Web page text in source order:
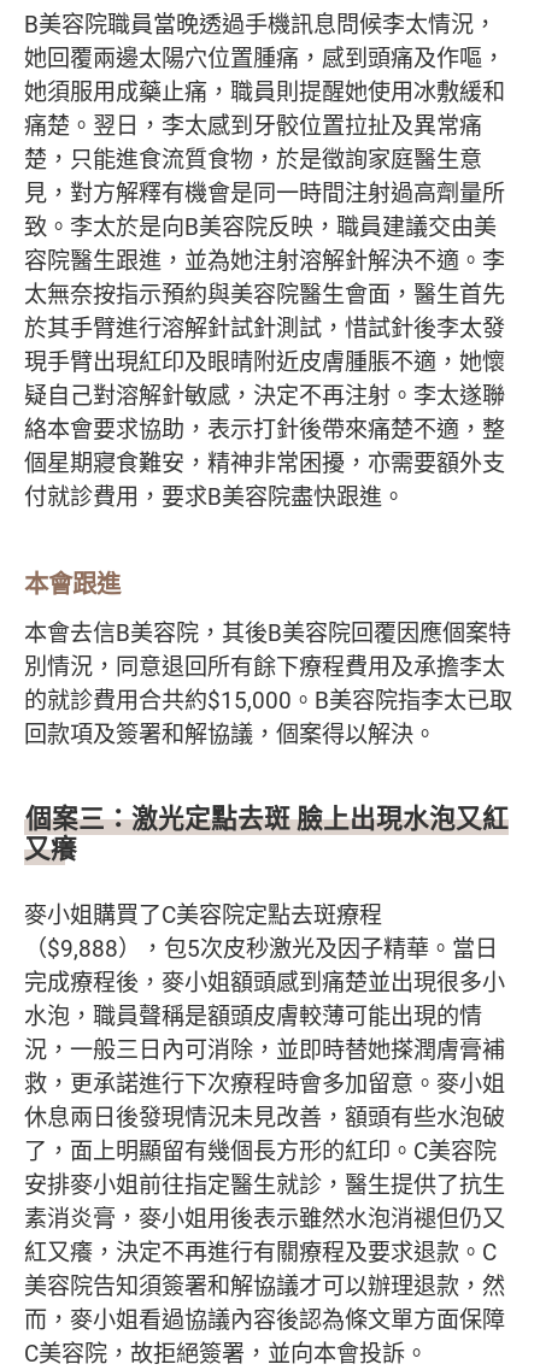
B美容院職員當晚透過手機訊息問候李太情況，
她回覆兩邊太陽穴位置腫痛，感到頭痛及作嘔，
她須服用成藥止痛，職員則提醒她使用冰敷緩和
痛楚。翌日，李太感到牙骹位置拉扯及異常痛
楚，只能進食流質食物，於是徵詢家庭醫生意
見，對方解釋有機會是同一時間注射過高劑量所
致。李太於是向B美容院反映，職員建議交由美
容院醫生跟進，並為她注射溶解針解決不適。李
太無奈按指示預約與美容院醫生會面，醫生首先
於其手臂進行溶解針試針測試，惜試針後李太發
現手臂出現紅印及眼晴附近皮膚腫脹不適，她懷
疑自己對溶解針敏感，決定不再注射。李太遂聯
絡本會要求協助，表示打針後帶來痛楚不適，整
個星期寢食難安，精神非常困擾，亦需要額外支
付就診費用，要求B美容院盡快跟進。
本會跟進
本會去信B美容院，其後B美容院回覆因應個案特
別情況，同意退回所有餘下療程費用及承擔李太
的就診費用合共約$15,000。B美容院指李太已取
回款項及簽署和解協議，個案得以解決。
個案三：激光定點去斑 臉上出現水泡又紅
又癢
麥小姐購買了C美容院定點去斑療程
（$9,888），包5次皮秒激光及因子精華。當日
完成療程後，麥小姐額頭感到痛楚並出現很多小
水泡，職員聲稱是額頭皮膚較薄可能出現的情
況，一般三日內可消除，並即時替她搽潤膚膏補
救，更承諾進行下次療程時會多加留意。麥小姐
休息兩日後發現情況未見改善，額頭有些水泡破
了，面上明顯留有幾個長方形的紅印。C美容院
安排麥小姐前往指定醫生就診，醫生提供了抗生
素消炎膏，麥小姐用後表示雖然水泡消褪但仍又
紅又癢，決定不再進行有關療程及要求退款。C
美容院告知須簽署和解協議才可以辦理退款，然
而，麥小姐看過協議內容後認為條文單方面保障
C美容院，故拒絕簽署，並向本會投訴。